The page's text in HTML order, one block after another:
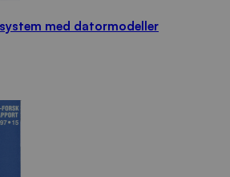
med datormodeller